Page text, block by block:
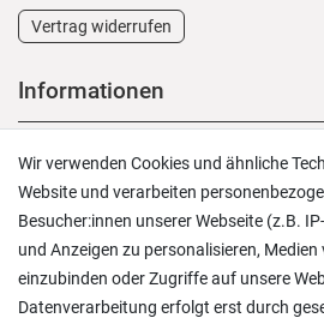
Vertrag widerrufen
Informationen
Versand und Zahlung
Rücksendungen
Lieferung in die Schweiz
Pflegesymbole
Lagerverkauf
Ratgeber & News
Wir verwenden Cookies und ähnliche
Website und verarbeiten
Besucher:innen unserer Webseite (z.B.
und Anzeigen zu personalisieren,
einzubinden oder Zugriffe auf unsere
Datenverarbeitung erfolgt erst durch